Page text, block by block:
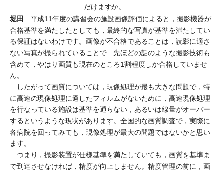
だけますか。
堀田 平成11年度の講習会の施設画像評価によると，撮影機器が
合格基準を満たしたとしても，最終的な写真が基準を満たしてい
る保証はないわけです。画像が不合格であることは，読影に適さ
ない写真が撮られていることで，先ほどの話のような撮影技術も
含めて，やはり画質も現在のところ1割程度しか合格していませ
ん。
したがって画質については，現像処理が最も大きな問題で，特
に高速の現像処理に適したフィルムがないために，高速現像処理
を行なっている施設は基準を通らない，あるいは線量がオーバー
するというような現状があります。全国的な画質調査で，実際に
各病院を回ってみても，現像処理が最大の問題ではないかと思い
ます。
つまり，撮影装置が仕様基準を満たしていても，画質を基準ま
で到達させなければ，精度が向上しません。精度管理の前に，画